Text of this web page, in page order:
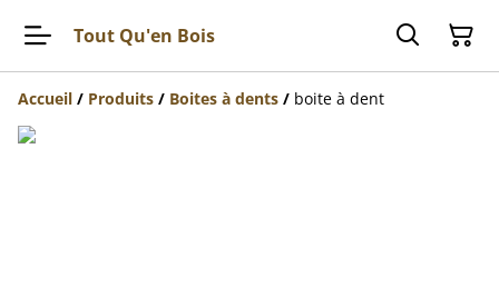
Tout Qu'en Bois
Accueil / Produits / Boites à dents / boite à dent